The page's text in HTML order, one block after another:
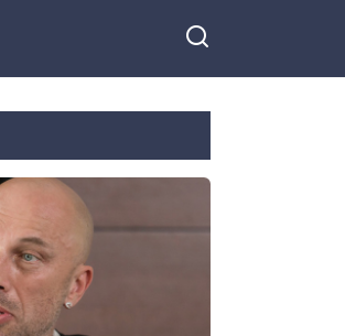
Кудрявцева. Что
пояснить